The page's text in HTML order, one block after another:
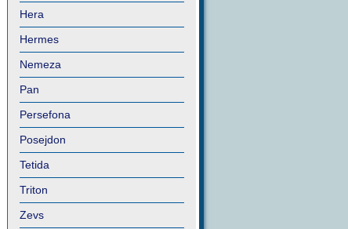
Hera
Hermes
Nemeza
Pan
Persefona
Posejdon
Tetida
Triton
Zevs